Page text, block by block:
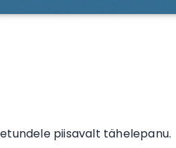
piisavalt tähelepanu.